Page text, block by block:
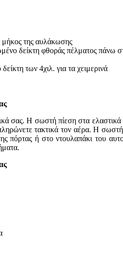
μήκος της αυλάκωσης
δείκτη φθοράς πέλματος πάνω
των 4χιλ. για τα χειμερινά
σας. Η σωστή πίεση στα
τακτικά τον αέρα. Η σωστή
ή στο ντουλαπάκι του